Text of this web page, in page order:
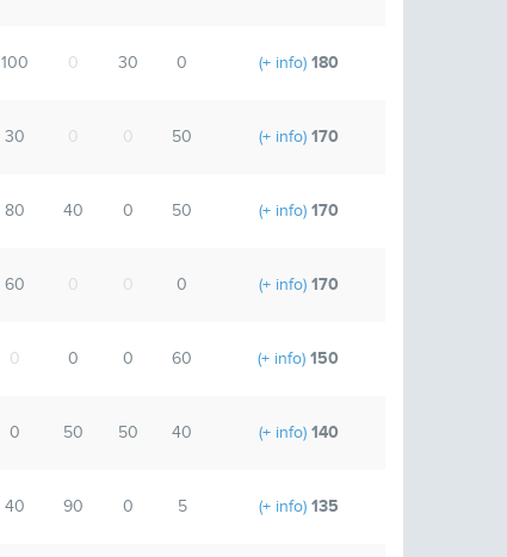
100 0 30 0 (+ info)180
30 0 0 50 (+ info)170
80 40 0 50 (+ info)170
60 0 0 0 (+ info)170
0 0 0 60 (+ info) 150
0 50 50 40 (+ info)140
40 90 0 5 (+ info)135